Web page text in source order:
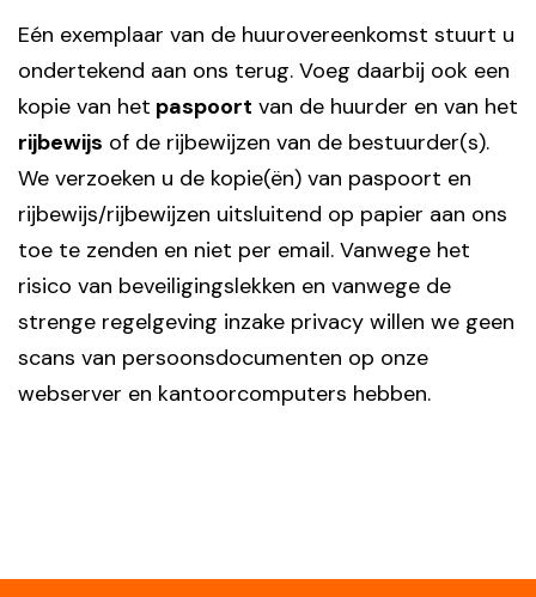
Eén exemplaar van de huurovereenkomst stuurt u
ondertekend aan ons terug. Voeg daarbij ook een
kopie van het paspoort van de huurder en van het
rijbewijs of de rijbewijzen van de bestuurder(s).
We verzoeken u de kopie(ën) van paspoort en
rijbewijs/rijbewijzen uitsluitend op papier aan ons
toe te zenden en niet per email. Vanwege het
risico van beveiligingslekken en vanwege de
strenge regelgeving inzake privacy willen we geen
scans van persoonsdocumenten op onze
webserver en kantoorcomputers hebben.